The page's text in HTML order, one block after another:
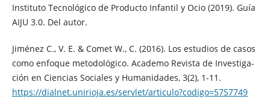
Instituto Tecnológico de Producto Infantil y Ocio (2019). Guía
AIJU 3.0. Del autor.
Jiménez C., V. E. & Comet W., C. (2016). Los estudios de casos
como enfoque metodológico. Academo Revista de Investiga-
ción en Ciencias Sociales y Humanidades, 3(2), 1-11.
https://dialnet.unirioja.es/servlet/articulo?codigo=5757749